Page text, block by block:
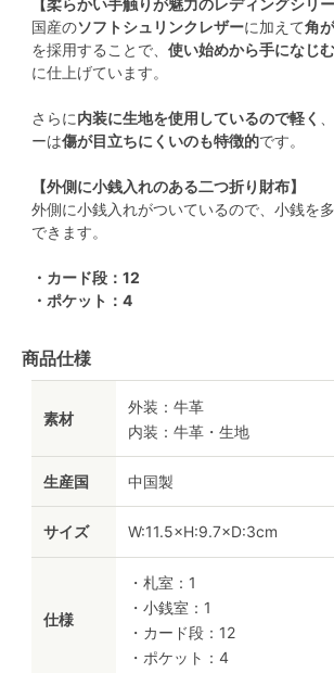
【柔らかい手触りが魅力のレディングシリー
国産のソフトシュリンクレザーに加えて角
を採用することで、使い始めから手になじ
に仕上げています。
さらに内装に生地を使用しているので軽く
ーは傷が目立ちにくいのも特徴的です。
【外側に小銭入れのある二つ折り財布】
外側に小銭入れがついているので、小銭を
できます。
・カード段：12
・ポケット：4
商品仕様
素材
外装：牛革
内装：牛革・生地
生産国 中国製
サイズ W:11.5×H:9.7×D:3cm
仕様
・札室：1
・小銭室：1
・カード段：12
・ポケット：4